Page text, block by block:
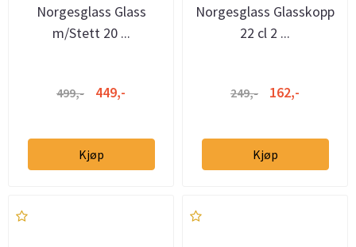
Norgesglass Glass
m/Stett 20 ...
499,- 449,-
Kjøp
Norgesglass Glasskopp
22 cl 2 ...
249,- 162,-
Kjøp